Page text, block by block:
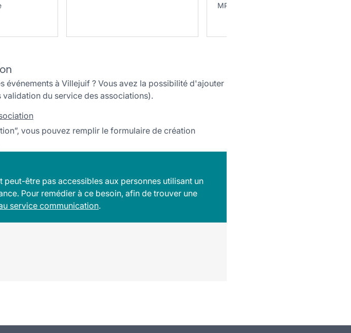
(PDF, 760 ko)
MPT Gérard Philipe
à Villejuif ? Vous avez la possibilité d'ajouter
du service des associations).
vous pouvez remplir le formulaire de création
être pas accessibles aux personnes utilisant un
Pour remédier à ce besoin, afin de trouver une
service communication.